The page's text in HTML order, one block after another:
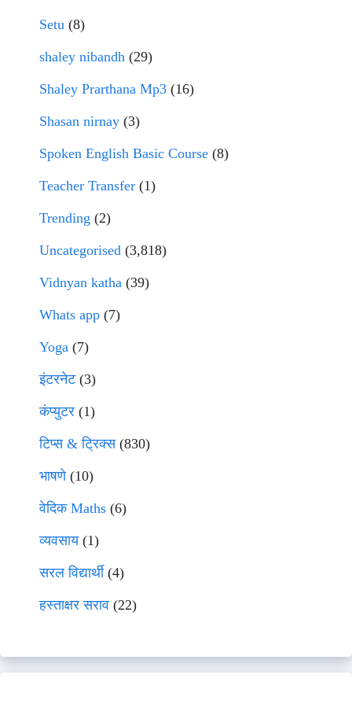
Setu (8)
shaley nibandh (29)
Shaley Prarthana Mp3 (16)
Shasan nirnay (3)
Spoken English Basic Course (8)
Teacher Transfer (1)
Trending (2)
Uncategorised (3,818)
Vidnyan katha (39)
Whats app (7)
Yoga (7)
इंटरनेट(3)
कंप्युटर (1)
टिप्स & ट्रिक्स(830)
भाषणे(10)
वेदिक Maths (6)
व्यवसाय(1)
सरल विद्यार्थी(4)
हस्ताक्षर सराव (22)